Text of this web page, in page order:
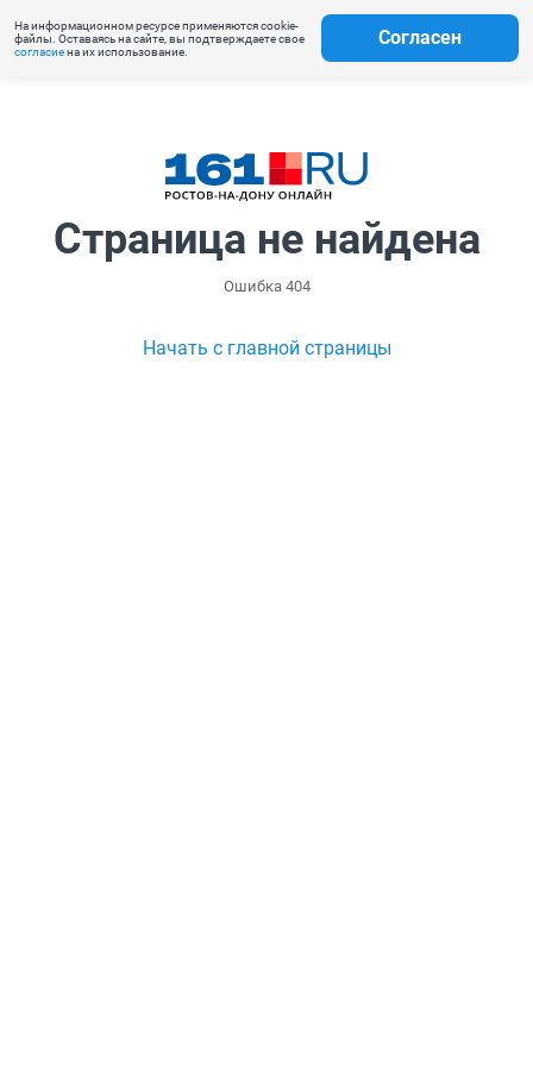
На информационном ресурсе применяются cookie-
файлы. Оставаясь на сайте, вы подтверждаете свое
согласиена их использование.
Согласен
Страница не найдена
Ошибка 404
Начать с главной страницы